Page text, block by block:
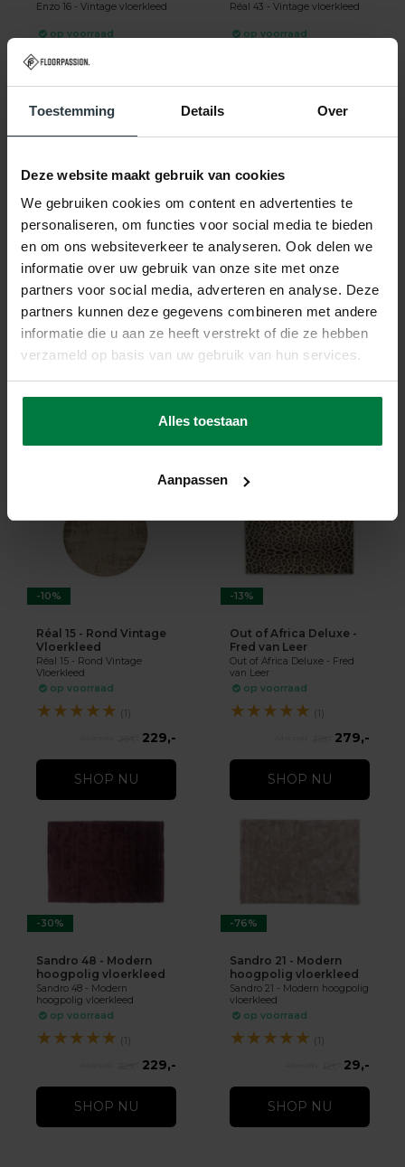
Toestemming Details Over
Deze website maakt gebruik van cookies
We gebruiken cookies om content en advertenties te
personaliseren, om functies voor social media te bieden
en om ons websiteverkeer te analyseren. Ook delen we
informatie over uw gebruik van onze site met onze
partners voor social media, adverteren en analyse. Deze
partners kunnen deze gegevens combineren met andere
informatie die u aan ze heeft verstrekt of die ze hebben
verzameld op basis van uw gebruik van hun services.
Alles toestaan
Aanpassen
Enzo 16 - Vintage vloerkleed
op voorraad
★★★★
209,- 149,-
Réal 43 - Vintage vloerkleed
op voorraad
143,- 129,-
-30%
Noëlle Riche 42 - Rond
vloerkleed Oudroze
Noëlle Riche 42 - Rond
op voorraad
★★★★★
-38%
Reef 17 - Hoogpolig
vloerkleed
Reef 17 - Hoogpolig
op voorraad
★★★★★
-10%
Réal 15 - Rond Vintage
Vloerkleed
Réal 15 - Rond Vintage
Vloerkleed
op voorraad
★★★★★ (1)
229,-
SHOP NU
-13%
Out of Africa Deluxe -
Fred van Leer
Out of Africa Deluxe - Fred
van Leer
op voorraad
★★★★★ (1)
279,-
SHOP NU
-30%
Sandro 48 - Modern
hoogpolig vloerkleed
Sandro 48 - Modern
hoogpolig vloerkleed
op voorraad
★★★★★ (1)
229,-
SHOP NU
-76%
Sandro 21 - Modern
hoogpolig vloerkleed
Sandro 21 - Modern hoogpolig
vloerkleed
op voorraad
★★★★★ (1)
29,-
SHOP NU